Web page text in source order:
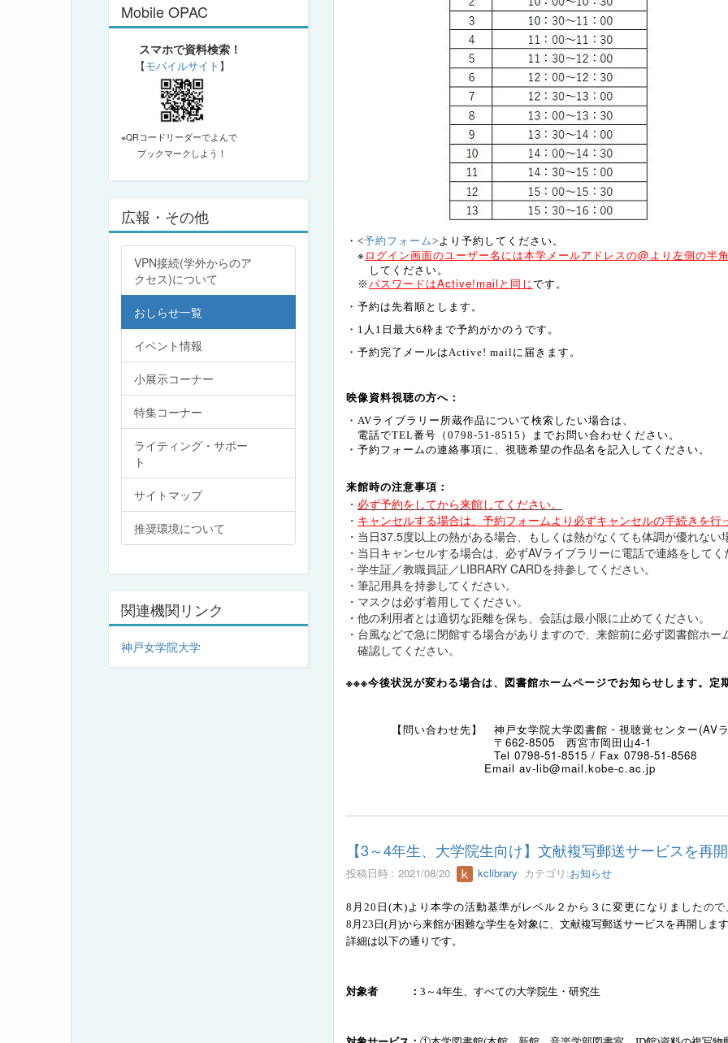
・<予約フォーム> より予約してください。
※ ログイン画面のユーザー名には本学メールアドレスの@より左側の半
して ください。
※ パスワードはActive!mail と同じ です。
・予約は先着順とします。
・1人1日最大6枠まで予約がかのうです。
・予約完了メールは Active! mail に届きます。
映像資料視聴の方へ：
・AVライブラリー所蔵作品について検索したい場合は、
電話でTEL番号（0798-51-8515）までお問い合わせください。
・予約フォームの連絡事項に、視聴希望の作品名を記入してください。
来館時の注意事項：
・ 必ず予約をしてから来館してください。
・ キャンセルする場合は、予約フォームより必ずキャンセルの手続きを行
・当日37.5度以上の熱がある場合、もしくは熱がなくても体調が優れな
・当日キャンセルする場合は、必ずAVライブラリーに電話で連絡をして
・学生証／教職員証／LIBRARY CARDを持参してください。
・筆記用具を持参してください。
・マスクは必ず着用してください。
・他の利用者とは適切な距離を保ち、会話は最小限に止めてください。
・台風などで急に閉館する場合がありますので、来館前に必ず図書館ホー
確認してください。
※※※今後状況が変わる場合は、図書館ホームページでお知らせします。定
【問い合わせ先】 神戸女学院大学図書館・視聴覚センター(AVラ
〒 662-8505 西宮市岡田山4-1
Tel 0798-51-8515 / Fax 0798-51-8568
Email av-lib@mail.kobe-c.ac.jp
【3～4年生、大学院生向け】文献複写郵送サービスを再
投稿日時 : 2021/08/20 kclibrary カテゴリ:お知らせ
8月 20 日 (木)より本学の活動基準がレベル２から３に変更になりましたので
8月23日 (月 )から来館が困難な学生を対象に、 文献複写郵送サービスを再開しま
詳細は以下の通りです。
対象者 ： 3 ～4年生、すべての大学院生・研究生
Mobile OPAC
スマホで資料検索！
【モバイルサイト 】
※QRコードリーダーでよんで
ブックマークしよう！
広報・その他
VPN接続(学外からのア
クセス)について
おしらせ一覧
イベント情報
小展示コーナー
特集コーナー
ライティング・サポー
ト
サイトマップ
推奨環境について
関連機関リンク
神戸女学院大学